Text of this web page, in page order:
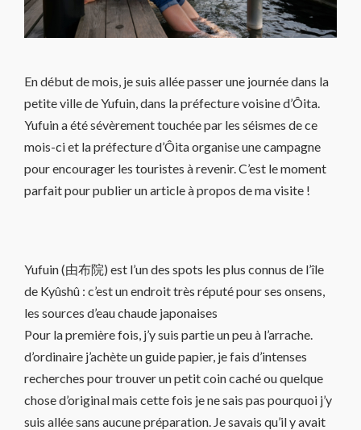
En début de mois, je suis allée passer une journée dans la
petite ville de Yufuin, dans la préfecture voisine d’Ôita.
Yufuin a été sévèrement touchée par les séismes de ce
mois-ci et la préfecture d’Ôita organise une campagne
pour encourager les touristes à revenir. C’est le moment
parfait pour publier un article à propos de ma visite !
Yufuin (由布院) est l’un des spots les plus connus de l’île
de Kyûshû : c’est un endroit très réputé pour ses onsens,
les sources d’eau chaude japonaises
Pour la première fois, j’y suis partie un peu à l’arrache.
d’ordinaire j’achète un guide papier, je fais d’intenses
recherches pour trouver un petit coin caché ou quelque
chose d’original mais cette fois je ne sais pas pourquoi j’y
suis allée sans aucune préparation. Je savais qu’il y avait